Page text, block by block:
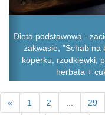
Dieta podstawowa -
zakwasie, "Schab na
koperku, rzodkiewki,
herbata +
« 1 2 ... 29